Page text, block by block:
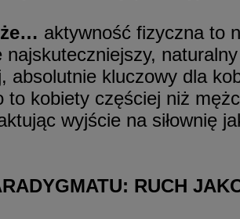
aktywność fizyczna to
najskuteczniejszy,
absolutnie kluczowy dla
to kobiety częściej niż
wyjście na siłownię
RUCH